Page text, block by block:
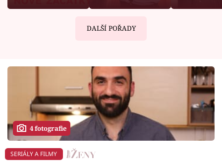
DALŠÍ POŘADY
4 fotografie
SERIÁLY A FILMY